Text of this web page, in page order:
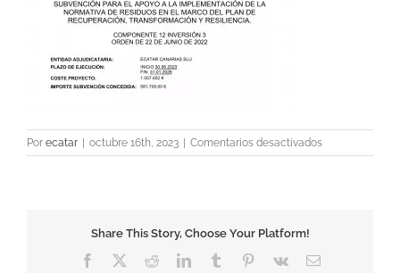
Por ecatar octubre 16th, 2023 Comentarios desactivadosen
CARTEL
Share This Story, Choose Your Platform!
Facebook RedditLinkedInTumblr Pinterest
Vk
Correo